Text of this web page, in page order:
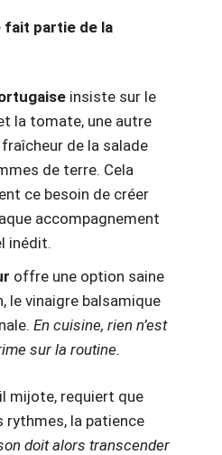
fait partie de la
insiste sur le
la tomate, une autre
de la salade
de terre. Cela
ce besoin de créer
accompagnement
inédit.
offre une option saine
le vinaigre balsamique
En cuisine, rien n’est
sur la routine.
mijote, requiert que
rythmes, la patience
doit alors transcender